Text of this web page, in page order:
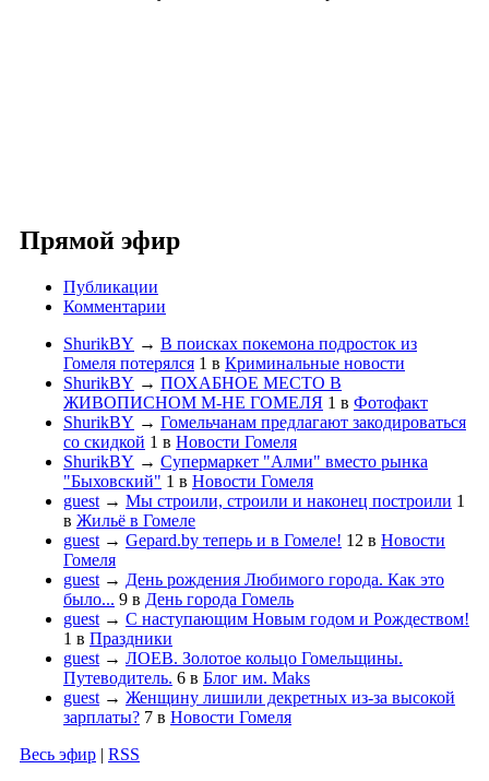
Прямой эфир
Публикации
Комментарии
ShurikBY → В поисках покемона подросток из
Гомеля потерялся 1 в Криминальные новости
ShurikBY → ПОХАБНОЕ МЕСТО В
ЖИВОПИСНОМ М-НЕ ГОМЕЛЯ 1 в Фотофакт
ShurikBY → Гомельчанам предлагают закодироваться
со скидкой 1 в Новости Гомеля
ShurikBY → Супермаркет "Алми" вместо рынка
"Быховский" 1 в Новости Гомеля
guest → Мы строили, строили и наконец построили 1
в Жильё в Гомеле
guest → Gepard.by теперь и в Гомеле! 12 в Новости
Гомеля
guest → День рождения Любимого города. Как это
было... 9 в День города Гомель
guest → С наступающим Новым годом и Рождеством!
1 в Праздники
guest → ЛОЕВ. Золотое кольцо Гомельщины.
Путеводитель. 6 в Блог им. Maks
guest → Женщину лишили декретных из-за высокой
зарплаты? 7 в Новости Гомеля
Весь эфир | RSS